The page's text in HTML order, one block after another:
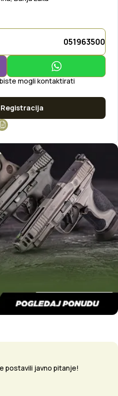
051963500
mogli kontaktirati
postavili javno pitanje!